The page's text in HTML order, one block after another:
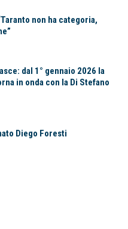
non ha categoria,
dal 1° gennaio 2026 la
in onda con la Di Stefano
Diego Foresti